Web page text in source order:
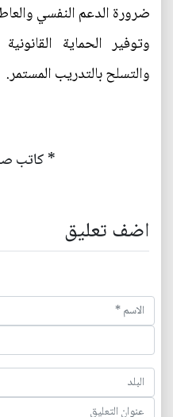
ضرورة الدعم النفسي
وتوفير الحماية
والتسلح بالتدريب المستمر.
* كاتب
اضف تعليق